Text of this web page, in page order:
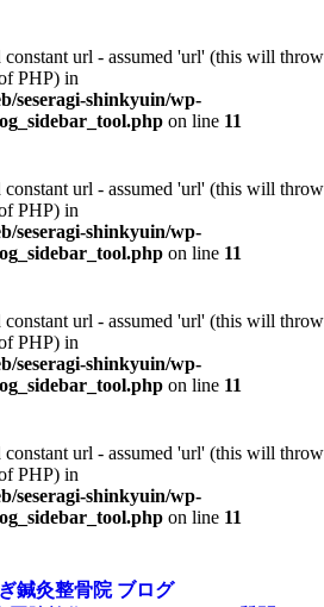
constant url - assumed 'url' (this will throw
PHP) in
seseragi-shinkyuin/wp-
on line 11
constant url - assumed 'url' (this will throw
PHP) in
seseragi-shinkyuin/wp-
on line 11
constant url - assumed 'url' (this will throw
PHP) in
seseragi-shinkyuin/wp-
on line 11
constant url - assumed 'url' (this will throw
PHP) in
seseragi-shinkyuin/wp-
on line 11
鍼灸整骨院 ブログ